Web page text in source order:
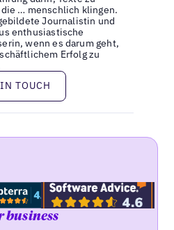
… menschlich klingen.
Journalistin und
enthusiastische
wenn es darum geht,
Erfolg zu
TOUCH
business